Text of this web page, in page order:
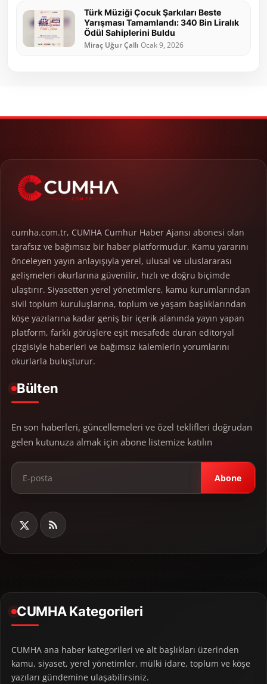
Türk Müziği Çocuk Şarkıları Beste
Yarışması Tamamlandı: 340 Bin Liralık
Ödül Sahiplerini Buldu
Miraç Uğur Çallı Ocak 9, 2026
cumha.com.tr, CUMHA Cumhur Haber Ajansı abonesi olan
tarafsız ve bağımsız bir haber platformudur. Kamu yararını
önceleyen yayın anlayışıyla yerel, ulusal ve uluslararası
gelişmeleri okurlarına güvenilir, hızlı ve doğru biçimde
ulaştırır. Siyasetten yerel yönetimlere, kamu kurumlarından
sivil toplum kuruluşlarına, toplum ve yaşam başlıklarından
köşe yazılarına kadar geniş bir içerik alanında yayın yapan
platform, farklı görüşlere eşit mesafede duran editoryal
çizgisiyle haberleri ve bağımsız kalemlerin yorumlarını
okurlarla buluşturur.
Bülten
En son haberleri, güncellemeleri ve özel teklifleri doğrudan
gelen kutunuza almak için abone listemize katılın
Abone
CUMHA Kategorileri
CUMHA ana haber kategorileri ve alt başlıkları üzerinden
kamu, siyaset, yerel yönetimler, mülki idare, toplum ve köşe
yazıları gündemine ulaşabilirsiniz.